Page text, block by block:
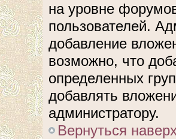
на уровне
пользователей.
добавление
возможно, что
определенных
добавлять
администратору.
Вернуться